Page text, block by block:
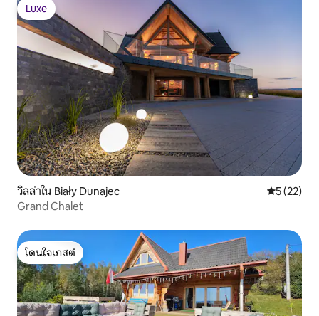
Luxe
Luxe
วิลล่าใน Biały Dunajec คะแนนเฉลี่
5 (22)
Grand Chalet
โดนใจเกสต์
โดนใจเกสต์